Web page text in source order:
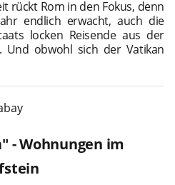
rückt Rom in den Fokus, denn
endlich erwacht, auch die
locken Reisende aus der
Und obwohl sich der Vatikan
- Wohnungen im